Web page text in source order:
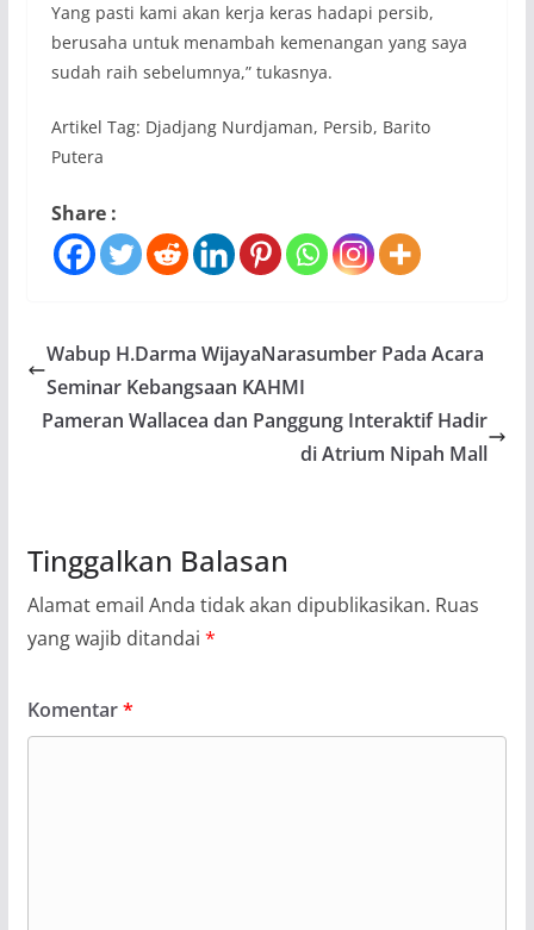
Yang pasti kami akan kerja keras hadapi persib,
berusaha untuk menambah kemenangan yang saya
sudah raih sebelumnya,” tukasnya.
Artikel Tag: Djadjang Nurdjaman, Persib, Barito
Putera
Share :
Wabup H.Darma WijayaNarasumber Pada Acara
Seminar Kebangsaan KAHMI
Pameran Wallacea dan Panggung Interaktif Hadir
di Atrium Nipah Mall
Tinggalkan Balasan
Alamat email Anda tidak akan dipublikasikan. Ruas
yang wajib ditandai *
Komentar*